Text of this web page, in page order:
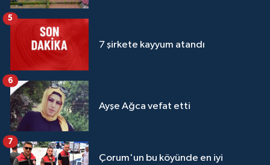
7 şirkete kayyum atandı
5
Ayşe Ağca vefat etti
6
Çorum'un bu köyünde en iyi
7